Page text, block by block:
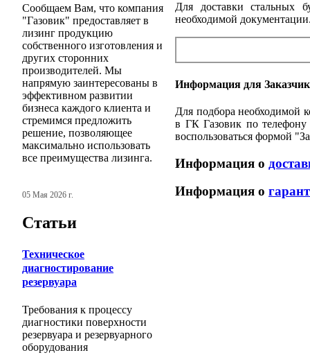
Сообщаем Вам, что компания
"Газовик" предоставляет в
лизинг продукцию
собственного изготовления и
других сторонних
производителей. Мы
напрямую заинтересованы в
эффективном развитии
бизнеса каждого клиента и
стремимся предложить
решение, позволяющее
максимально использовать
все преимущества лизинга.
05 Мая 2026 г.
Статьи
Техническое
диагностирование
резервуара
Требования к процессу
диагностики поверхности
резервуара и резервуарного
оборудования
Для доставки стальных
необходимой
Информация для
Для подбора необходимой
в ГК Газовик по
воспользоваться формой
Информация о
Информация о